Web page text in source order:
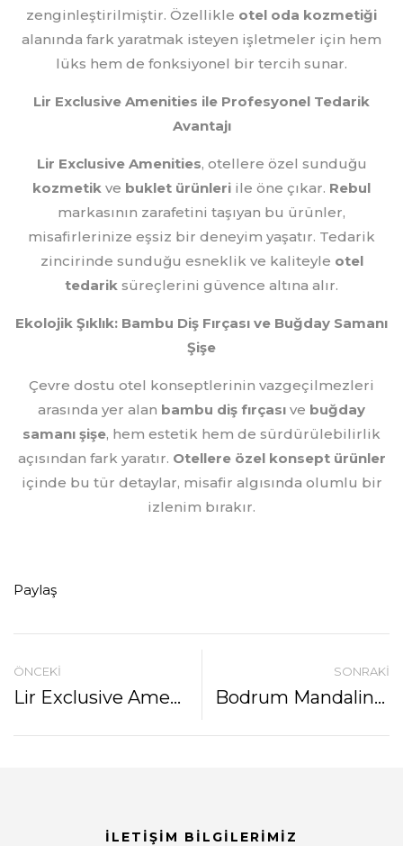
zenginleştirilmiştir. Özellikle otel oda kozmetiği
alanında fark yaratmak isteyen işletmeler için hem
lüks hem de fonksiyonel bir tercih sunar.
Lir Exclusive Amenities ile Profesyonel Tedarik
Avantajı
Lir Exclusive Amenities, otellere özel sunduğu
kozmetik ve buklet ürünleri ile öne çıkar. Rebul
markasının zarafetini taşıyan bu ürünler,
misafirlerinize eşsiz bir deneyim yaşatır. Tedarik
zincirinde sunduğu esneklik ve kaliteyle otel
tedarik süreçlerini güvence altına alır.
Ekolojik Şıklık: Bambu Diş Fırçası ve Buğday Samanı
Şişe
Çevre dostu otel konseptlerinin vazgeçilmezleri
arasında yer alan bambu diş fırçası ve buğday
samanı şişe, hem estetik hem de sürdürülebilirlik
açısından fark yaratır. Otellere özel konsept ürünler
içinde bu tür detaylar, misafir algısında olumlu bir
izlenim bırakır.
Paylaş
ÖNCEKI
Lir Exclusive Amenities Ile Konaklamada Tazeliği Ve Zarafeti Yeniden Keşfedin
SONRAKI
Bodrum Mandalinası Ferahlığıyla İşletmelerinizde Fark Yaratın - Atelier Rebul
İLETİŞİM BİLGİLERİMİZ